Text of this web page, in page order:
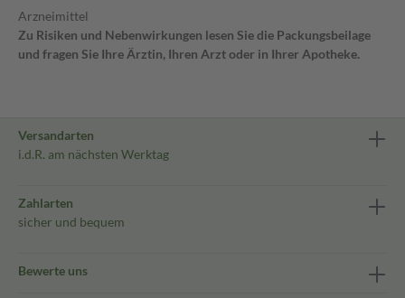
Arzneimittel
Zu Risiken und Nebenwirkungen lesen Sie die Packungsbeilage
und fragen Sie Ihre Ärztin, Ihren Arzt oder in Ihrer Apotheke.
Versandarten
i.d.R. am nächsten Werktag
Zahlarten
sicher und bequem
Bewerte uns